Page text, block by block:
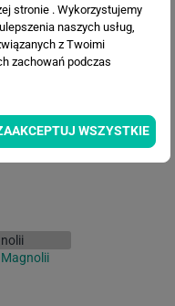
kwiaty
stronie . Wykorzystujemy
naszych usług,
z Twoimi
zachowań podczas
WSZYSTKIE